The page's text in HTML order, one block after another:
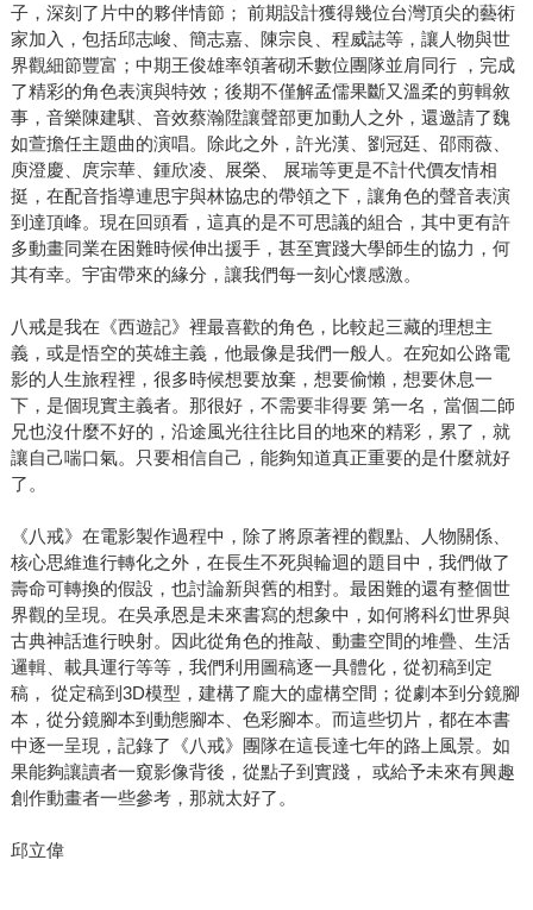
子，深刻了片中的夥伴情節； 前期設計獲得幾位台灣頂尖的藝術
家加入，包括邱志峻、簡志嘉、陳宗良、程威誌等，讓人物與世
界觀細節豐富；中期王俊雄率領著砌禾數位團隊並肩同行 ，完成
了精彩的角色表演與特效；後期不僅解孟儒果斷又溫柔的剪輯敘
事，音樂陳建騏、音效蔡瀚陞讓聲部更加動人之外，還邀請了魏
如萱擔任主題曲的演唱。除此之外，許光漢、劉冠廷、邵雨薇、
庾澄慶、庹宗華、鍾欣凌、展榮、 展瑞等更是不計代價友情相
挺，在配音指導連思宇與林協忠的帶領之下，讓角色的聲音表演
到達頂峰。現在回頭看，這真的是不可思議的組合，其中更有許
多動畫同業在困難時候伸出援手，甚至實踐大學師生的協力，何
其有幸。宇宙帶來的緣分，讓我們每一刻心懷感激。
八戒是我在《西遊記》裡最喜歡的角色，比較起三藏的理想主
義，或是悟空的英雄主義，他最像是我們一般人。在宛如公路電
影的人生旅程裡，很多時候想要放棄，想要偷懶，想要休息一
下，是個現實主義者。那很好，不需要非得要 第一名，當個二師
兄也沒什麼不好的，沿途風光往往比目的地來的精彩，累了，就
讓自己喘口氣。只要相信自己，能夠知道真正重要的是什麼就好
了。
《八戒》在電影製作過程中，除了將原著裡的觀點、人物關係、
核心思維進行轉化之外，在長生不死與輪迴的題目中，我們做了
壽命可轉換的假設，也討論新與舊的相對。最困難的還有整個世
界觀的呈現。在吳承恩是未來書寫的想象中，如何將科幻世界與
古典神話進行映射。因此從角色的推敲、動畫空間的堆疊、生活
邏輯、載具運行等等，我們利用圖稿逐一具體化，從初稿到定
稿， 從定稿到3D模型，建構了龐大的虛構空間；從劇本到分鏡腳
本，從分鏡腳本到動態腳本、色彩腳本。而這些切片，都在本書
中逐一呈現，記錄了《八戒》團隊在這長達七年的路上風景。如
果能夠讓讀者一窺影像背後，從點子到實踐， 或給予未來有興趣
創作動畫者一些參考，那就太好了。
邱立偉